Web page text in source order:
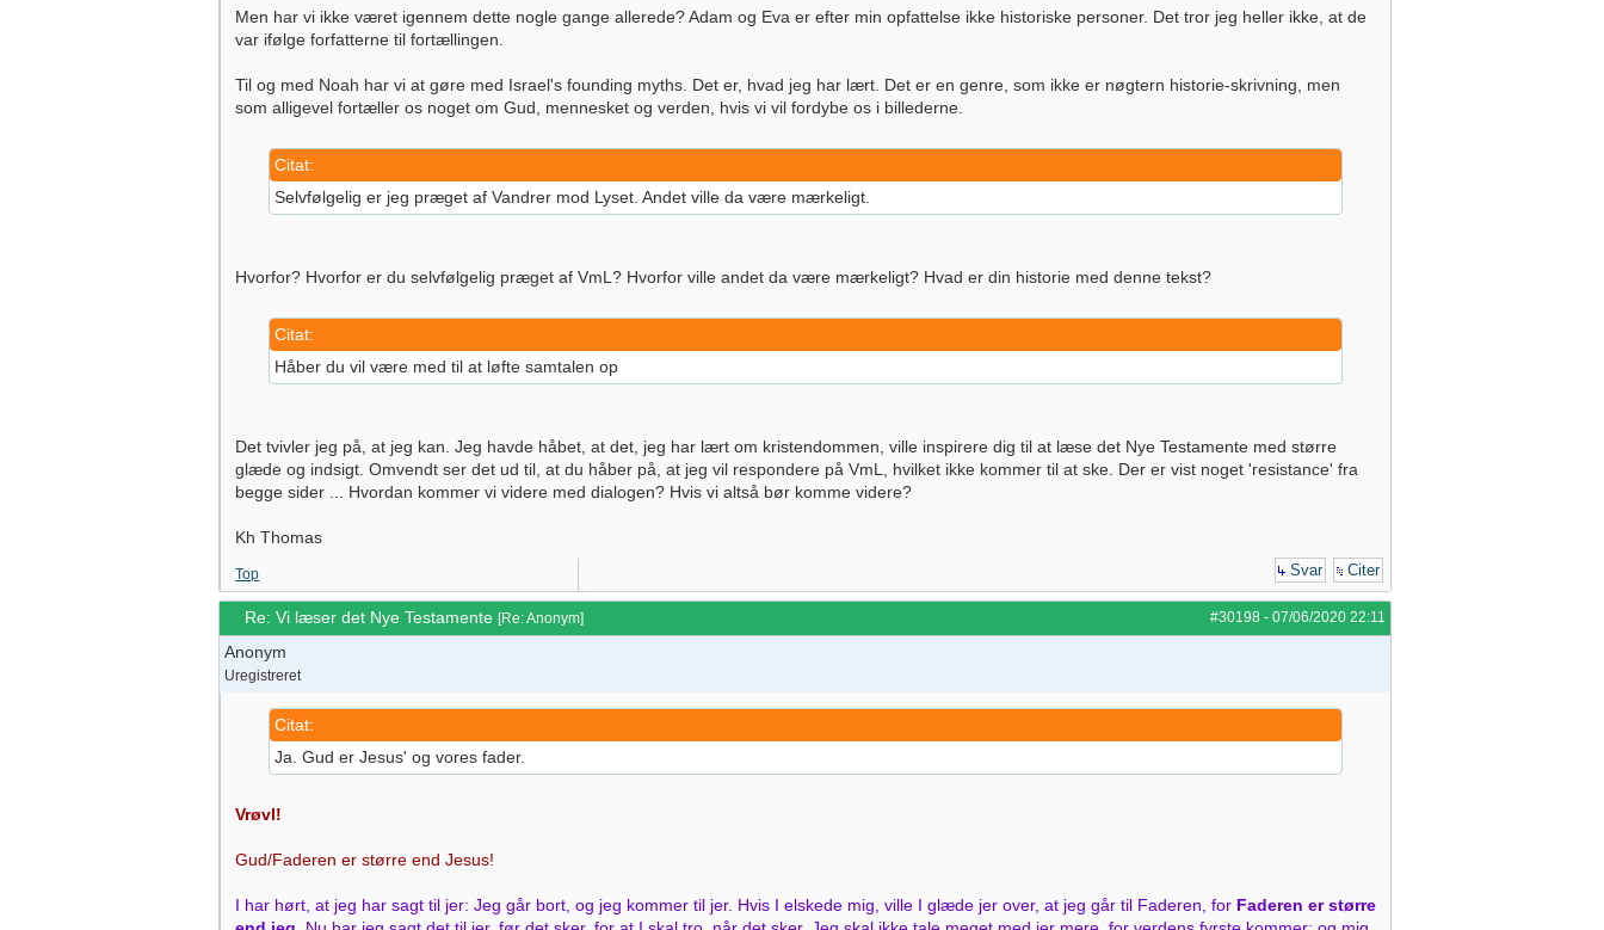
Men har vi ikke været igennem dette nogle gange allerede? Adam og Eva er efter min opfattelse ikke historiske personer. Det tror jeg heller ikke, at de
var ifølge forfatterne til fortællingen.
Til og med Noah har vi at gøre med Israel's founding myths. Det er, hvad jeg har lært. Det er en genre, som ikke er nøgtern historie-skrivning, men
som alligevel fortæller os noget om Gud, mennesket og verden, hvis vi vil fordybe os i billederne.
Citat:
Selvfølgelig er jeg præget af Vandrer mod Lyset. Andet ville da være mærkeligt.
Hvorfor? Hvorfor er du selvfølgelig præget af VmL? Hvorfor ville andet da være mærkeligt? Hvad er din historie med denne tekst?
Citat:
Håber du vil være med til at løfte samtalen op
Det tvivler jeg på, at jeg kan. Jeg havde håbet, at det, jeg har lært om kristendommen, ville inspirere dig til at læse det Nye Testamente med større
glæde og indsigt. Omvendt ser det ud til, at du håber på, at jeg vil respondere på VmL, hvilket ikke kommer til at ske. Der er vist noget 'resistance' fra
begge sider ... Hvordan kommer vi videre med dialogen? Hvis vi altså bør komme videre?
Kh Thomas
Top Svar Citer
#30198 -07/06/2020 22:11
Re: Vi læser det Nye Testamente[Re: Anonym]
Anonym
Uregistreret
Citat:
Ja. Gud er Jesus' og vores fader.
Vrøvl!
Gud/Faderen er større end Jesus!
I har hørt, at jeg har sagt til jer: Jeg går bort, og jeg kommer til jer. Hvis I elskede mig, ville I glæde jer over, at jeg går til Faderen, for Faderen er større